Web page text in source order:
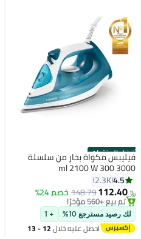
أفضل المنتجات
فيليبس مكواة بخار من سلسلة
3000 300 ml 2100 W
DST3011/26 أزرق
4.5
2.3K
﷼‏112.40
148.79خصم 24%
#2 في الكوايات
باقي 1 وحدات في المخزون
تم بيع +560 مؤخرًا
#2 في الكوايات
لك رصيد مسترجع 10% + 1
احصل عليه خلال 12 - 13